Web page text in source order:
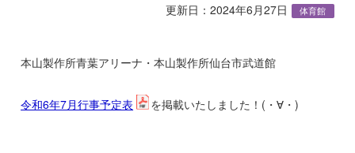
更新日：2024年6月27日 体育館
本山製作所青葉アリーナ・本山製作所仙台市武道館
令和6年7月行事予定表 を掲載いたしました！(・∀・)